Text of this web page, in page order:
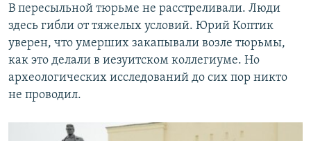
В пересыльной тюрьме не расстреливали. Люди
здесь гибли от тяжелых условий. Юрий Коптик
уверен, что умерших закапывали возле тюрьмы,
как это делали в иезуитском коллегиуме. Но
археологических исследований до сих пор никто
не проводил.